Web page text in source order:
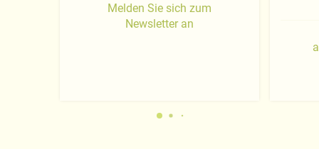
Melden Sie sich zum
Newsletter an